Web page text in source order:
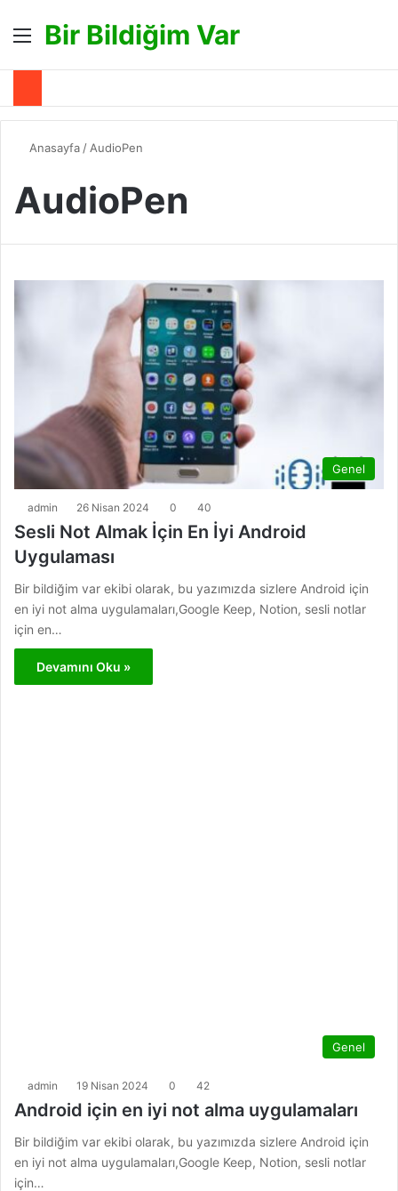
Menü
Bir Bildiğim Var
Anasayfa / AudioPen
AudioPen
Genel
admin 26 Nisan 2024 0 40
Sesli Not Almak İçin En İyi Android
Uygulaması
Bir bildiğim var ekibi olarak, bu yazımızda sizlere Android için
en iyi not alma uygulamaları,Google Keep, Notion, sesli notlar
için en…
Devamını Oku »
Genel
admin 19 Nisan 2024 0 42
Android için en iyi not alma uygulamaları
Bir bildiğim var ekibi olarak, bu yazımızda sizlere Android için
en iyi not alma uygulamaları,Google Keep, Notion, sesli notlar
için…